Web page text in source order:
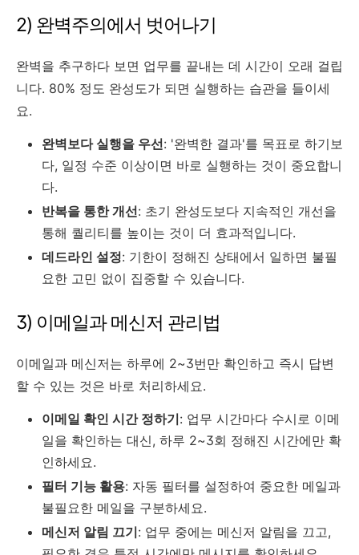
2) 완벽주의에서 벗어나기
완벽을 추구하다 보면 업무를 끝내는 데 시간이 오래 걸립
니다. 80% 정도 완성도가 되면 실행하는 습관을 들이세
요.
완벽보다 실행을 우선: '완벽한 결과'를 목표로 하기보
다, 일정 수준 이상이면 바로 실행하는 것이 중요합니
다.
반복을 통한 개선: 초기 완성도보다 지속적인 개선을
통해 퀄리티를 높이는 것이 더 효과적입니다.
데드라인 설정: 기한이 정해진 상태에서 일하면 불필
요한 고민 없이 집중할 수 있습니다.
3) 이메일과 메신저 관리법
이메일과 메신저는 하루에 2~3번만 확인하고 즉시 답변
할 수 있는 것은 바로 처리하세요.
이메일 확인 시간 정하기: 업무 시간마다 수시로 이메
일을 확인하는 대신, 하루 2~3회 정해진 시간에만 확
인하세요.
필터 기능 활용: 자동 필터를 설정하여 중요한 메일과
불필요한 메일을 구분하세요.
메신저 알림 끄기: 업무 중에는 메신저 알림을 끄고,